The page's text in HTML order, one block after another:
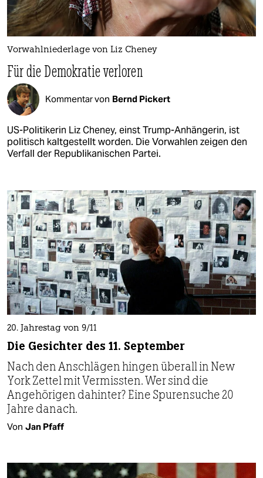
Vorwahlniederlage von Liz Cheney
Für die Demokratie verloren
Kommentar von Bernd Pickert
US-Politikerin Liz Cheney, einst Trump-Anhängerin, ist
politisch kaltgestellt worden. Die Vorwahlen zeigen den
Verfall der Republikanischen Partei.
20. Jahrestag von 9/11
Die Gesichter des 11. September
Nach den Anschlägen hingen überall in New
York Zettel mit Vermissten. Wer sind die
Angehörigen dahinter? Eine Spurensuche 20
Jahre danach.
Von Jan Pfaff